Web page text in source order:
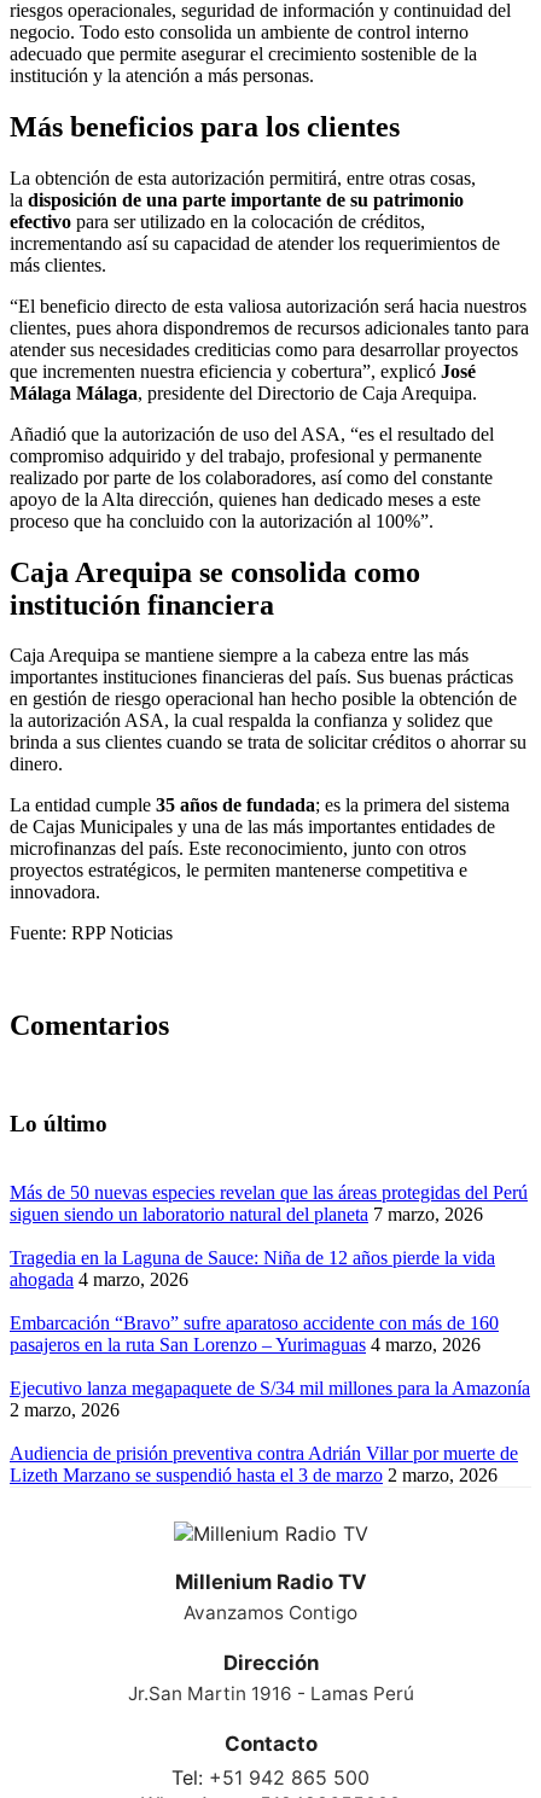
riesgos operacionales, seguridad de información y continuidad del
negocio. Todo esto consolida un ambiente de control interno
adecuado que permite asegurar el crecimiento sostenible de la
institución y la atención a más personas.
Más beneficios para los clientes
La obtención de esta autorización permitirá, entre otras cosas,
la disposición de una parte importante de su patrimonio
efectivo para ser utilizado en la colocación de créditos,
incrementando así su capacidad de atender los requerimientos de
más clientes.
“El beneficio directo de esta valiosa autorización será hacia nuestros
clientes, pues ahora dispondremos de recursos adicionales tanto para
atender sus necesidades crediticias como para desarrollar proyectos
que incrementen nuestra eficiencia y cobertura”, explicó José
Málaga Málaga, presidente del Directorio de Caja Arequipa.
Añadió que la autorización de uso del ASA, “es el resultado del
compromiso adquirido y del trabajo, profesional y permanente
realizado por parte de los colaboradores, así como del constante
apoyo de la Alta dirección, quienes han dedicado meses a este
proceso que ha concluido con la autorización al 100%”.
Caja Arequipa se consolida como
institución financiera
Caja Arequipa se mantiene siempre a la cabeza entre las más
importantes instituciones financieras del país. Sus buenas prácticas
en gestión de riesgo operacional han hecho posible la obtención de
la autorización ASA, la cual respalda la confianza y solidez que
brinda a sus clientes cuando se trata de solicitar créditos o ahorrar su
dinero.
La entidad cumple 35 años de fundada; es la primera del sistema
de Cajas Municipales y una de las más importantes entidades de
microfinanzas del país. Este reconocimiento, junto con otros
proyectos estratégicos, le permiten mantenerse competitiva e
innovadora.
Fuente: RPP Noticias
Comentarios
Lo último
Más de 50 nuevas especies revelan que las áreas protegidas del Perú
siguen siendo un laboratorio natural del planeta 7 marzo, 2026
Tragedia en la Laguna de Sauce: Niña de 12 años pierde la vida
ahogada 4 marzo, 2026
Embarcación “Bravo” sufre aparatoso accidente con más de 160
pasajeros en la ruta San Lorenzo – Yurimaguas 4 marzo, 2026
Ejecutivo lanza megapaquete de S/34 mil millones para la Amazonía
2 marzo, 2026
Audiencia de prisión preventiva contra Adrián Villar por muerte de
Lizeth Marzano se suspendió hasta el 3 de marzo 2 marzo, 2026
Millenium Radio TV
Avanzamos Contigo
Dirección
Jr.San Martin 1916 - Lamas Perú
Contacto
Tel: +51 942 865 500